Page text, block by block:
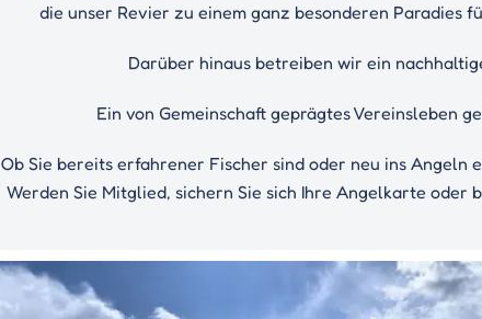
die unser Revier zu einem ganz besonderen Paradies
Darüber hinaus betreiben wir ein
Ein von Gemeinschaft geprägtes Vereinsleben
Ob Sie bereits erfahrener Fischer sind oder neu ins Angeln
Werden Sie Mitglied, sichern Sie sich Ihre Angelkarte oder